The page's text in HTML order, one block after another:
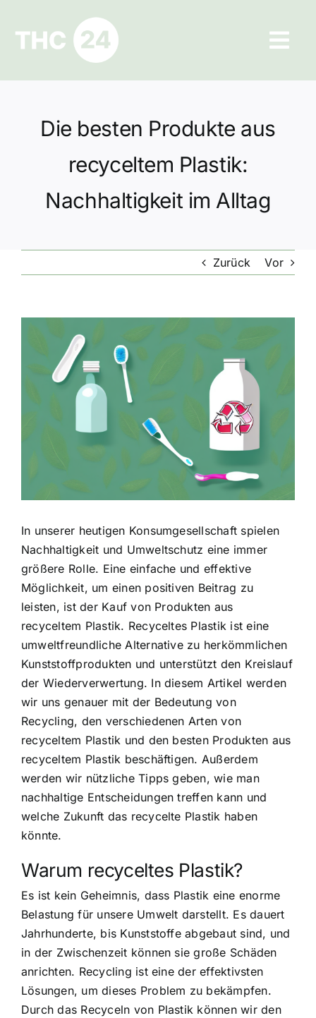
springen
Ratgeber
Hilfe und Kontakt
Datenschutz
Die besten Produkte aus
recyceltem Plastik:
Nachhaltigkeit im Alltag
Zurück Vor
grösseres
In unserer heutigen Konsumgesellschaft spielen
Nachhaltigkeit und Umweltschutz eine immer
größere Rolle. Eine einfache und effektive
Möglichkeit, um einen positiven Beitrag zu
leisten, ist der Kauf von Produkten aus
recyceltem Plastik. Recyceltes Plastik ist eine
umweltfreundliche Alternative zu herkömmlichen
Kunststoffprodukten und unterstützt den Kreislauf
der Wiederverwertung. In diesem Artikel werden
wir uns genauer mit der Bedeutung von
Recycling, den verschiedenen Arten von
recyceltem Plastik und den besten Produkten aus
recyceltem Plastik beschäftigen. Außerdem
werden wir nützliche Tipps geben, wie man
nachhaltige Entscheidungen treffen kann und
welche Zukunft das recycelte Plastik haben
könnte.
Warum recyceltes Plastik?
Es ist kein Geheimnis, dass Plastik eine enorme
Belastung für unsere Umwelt darstellt. Es dauert
Jahrhunderte, bis Kunststoffe abgebaut sind, und
in der Zwischenzeit können sie große Schäden
anrichten. Recycling ist eine der effektivsten
Lösungen, um dieses Problem zu bekämpfen.
Durch das Recyceln von Plastik können wir den